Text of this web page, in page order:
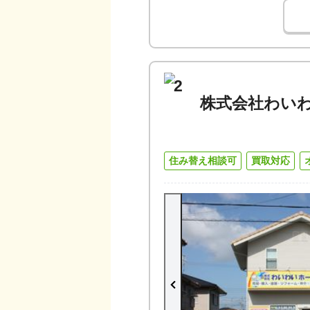
2
株式会社わい
住み替え相談可 買取対応